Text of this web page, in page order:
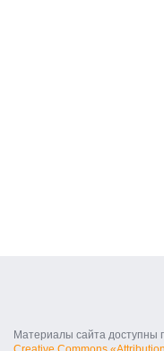
Материалы сайта доступны